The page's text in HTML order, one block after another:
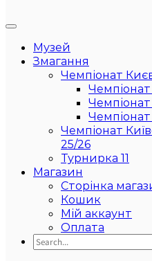
Музей
Змагання
Чемпіонат
Чемпіонат
Чемпіонат
25/26
Турнирка 11
Магазин
Сторінка
Кошик
Мій аккаунт
Оплата